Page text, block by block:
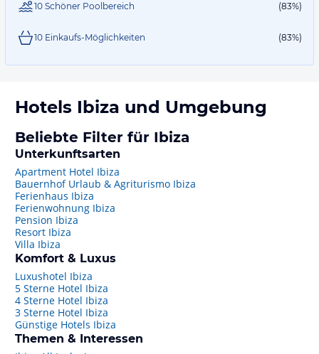
10 Schöner Poolbereich (83%)
10 Einkaufs-Möglichkeiten (83%)
Hotels Ibiza und Umgebung
Beliebte Filter für Ibiza
Unterkunftsarten
Apartment Hotel Ibiza
Bauernhof Urlaub & Agriturismo Ibiza
Ferienhaus Ibiza
Ferienwohnung Ibiza
Pension Ibiza
Resort Ibiza
Villa Ibiza
Komfort & Luxus
Luxushotel Ibiza
5 Sterne Hotel Ibiza
4 Sterne Hotel Ibiza
3 Sterne Hotel Ibiza
Günstige Hotels Ibiza
Themen & Interessen